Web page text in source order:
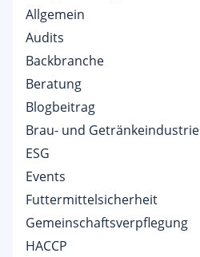
Allgemein
Audits
Backbranche
Beratung
Blogbeitrag
Brau- und Getränkeindustrie
ESG
Events
Futtermittelsicherheit
Gemeinschaftsverpflegung
HACCP